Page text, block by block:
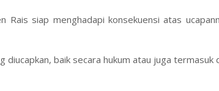
Rais siap menghadapi konsekuensi atas
diucapkan, baik secara hukum atau juga